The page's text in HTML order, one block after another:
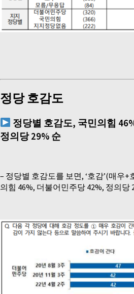
정당 호감도
정당별 호감도, 국민의힘
정의당29% 순
– 정당별 호감도를 보면, ‘호감’(매우
의힘 46%, 더불어민주당 42%, 정의당